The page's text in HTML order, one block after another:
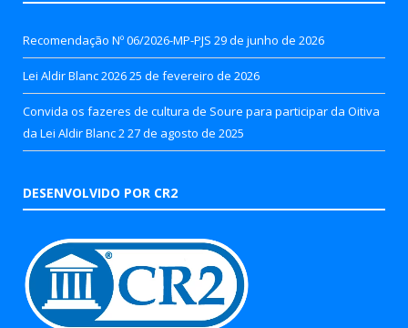
Recomendação Nº 06/2026-MP-PJS 29 de junho de 2026
Lei Aldir Blanc 202625 de fevereiro de 2026
Convida os fazeres de cultura de Soure para participar da Oitiva
da Lei Aldir Blanc 2 27 de agosto de 2025
DESENVOLVIDO POR CR2